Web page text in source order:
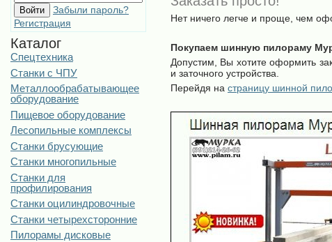
Забыли пароль?
Регистрация
Каталог
Спецтехника
Станки с ЧПУ
Металлообрабатывающее
оборудование
Пищевое оборудование
Лесопильные комплексы
Станки брусующие
Станки многопильные
Станки для
профилирования
Станки оцилиндровочные
Станки четырехсторонние
Пилорамы дисковые
Нет ничего легче и проще, чем
Покупаем шинную пилораму
Допустим, Вы хотите оформить
и заточного устройства.
Перейдя на страницу шинной